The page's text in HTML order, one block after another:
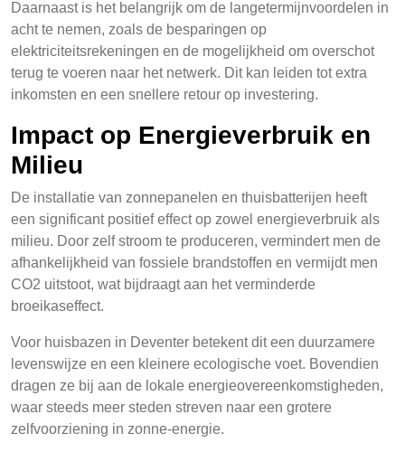
Daarnaast is het belangrijk om de langetermijnvoordelen in
acht te nemen, zoals de besparingen op
elektriciteitsrekeningen en de mogelijkheid om overschot
terug te voeren naar het netwerk. Dit kan leiden tot extra
inkomsten en een snellere retour op investering.
Impact op Energieverbruik en
Milieu
De installatie van zonnepanelen en thuisbatterijen heeft
een significant positief effect op zowel energieverbruik als
milieu. Door zelf stroom te produceren, vermindert men de
afhankelijkheid van fossiele brandstoffen en vermijdt men
CO2 uitstoot, wat bijdraagt aan het verminderde
broeikaseffect.
Voor huisbazen in Deventer betekent dit een duurzamere
levenswijze en een kleinere ecologische voet. Bovendien
dragen ze bij aan de lokale energieovereenkomstigheden,
waar steeds meer steden streven naar een grotere
zelfvoorziening in zonne-energie.